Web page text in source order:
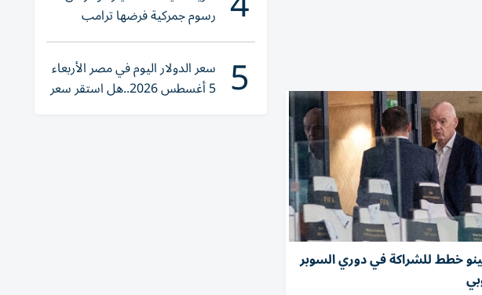
خطط للشراكة في دوري السوبر
رسوم جمركية فرضها ترامب
5 سعر الدولار اليوم في مصر الأربعاء
5 أغسطس 2026..هل استقر سعر